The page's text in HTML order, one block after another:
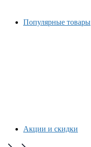
Популярные товары
Акции и скидки